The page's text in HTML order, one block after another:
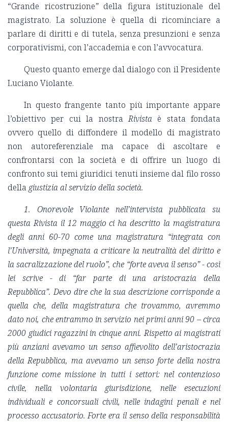
“Grande ricostruzione”della figura istituzionale del
magistrato. La soluzione è quella di ricominciare a
parlare di diritti e di tutela, senza presunzioni e senza
corporativismi, con l’accademia e con l’avvocatura.
Questo quanto emerge dal dialogo con il Presidente
Luciano Violante.
In questo frangente tanto più importante appare
l’obiettivo per cui la nostraRivistaè stata fondata
ovvero quello di diffondere il modello di magistrato
non autoreferenziale ma capace di ascoltare e
confrontarsi con la società e di offrire un luogo di
confronto sui temi giuridici tenuti insieme dal filo rosso
della giustizia al servizio della società.
1. Onorevole Violante nell’intervista pubblicata su
questa Rivista il 12 maggio ci ha descritto la magistratura
degli anni 60-70 come una magistratura “integrata con
l’Università, impegnata a criticare la neutralità del diritto e
la sacralizzazione del ruolo”, che “forte aveva il senso” - così
lei scrive - di “far parte di una aristocrazia della
Repubblica”. Devo dire che la sua descrizione corrisponde a
quella che, della magistratura che trovammo, avremmo
dato noi, che entrammo in servizio nei primi anni 90 – circa
2000 giudici ragazzini in cinque anni. Rispetto ai magistrati
più anziani avevamo un senso affievolito dell’aristocrazia
della Repubblica, ma avevamo un senso forte della nostra
funzione come missione in tutti i settori: nel contenzioso
civile, nella volontaria giurisdizione, nelle esecuzioni
individuali e concorsuali civili, nelle indagini penali e nel
processo accusatorio. Forte era il senso della responsabilità